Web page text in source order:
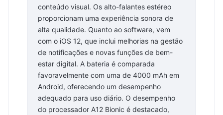
conteúdo visual. Os alto-falantes estéreo
proporcionam uma experiência sonora de
alta qualidade. Quanto ao software, vem
com o iOS 12, que inclui melhorias na gestão
de notificações e novas funções de bem-
estar digital. A bateria é comparada
favoravelmente com uma de 4000 mAh em
Android, oferecendo um desempenho
adequado para uso diário. O desempenho
do processador A12 Bionic é destacado,